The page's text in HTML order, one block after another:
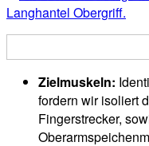
Zielmuskeln:
fordern wir isoliert
Fingerstrecker,